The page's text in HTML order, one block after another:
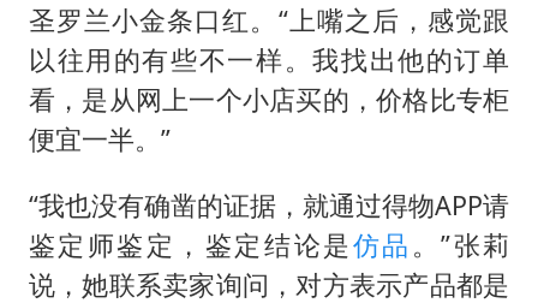
圣罗兰小金条口红。“上嘴之后，感觉跟
以往用的有些不一样。我找出他的订单
看，是从网上一个小店买的，价格比专柜
便宜一半。”
“我也没有确凿的证据，就通过得物APP请
鉴定师鉴定，鉴定结论是仿品 。”张莉
说，她联系卖家询问，对方表示产品都是